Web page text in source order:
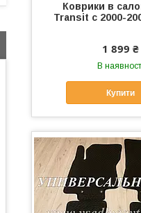
Коврики в
Transit с 2000-
1 899 ₴
В
Купити